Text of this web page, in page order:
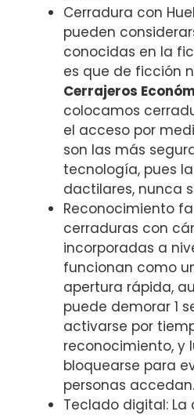
Cerradura con
pueden
conocidas en la
es que de ficción
Cerrajeros
colocamos
el acceso por
son las más
tecnología, pues
dactilares, nunca
Reconocimiento
cerraduras con
incorporadas a
funcionan como
apertura rápida,
puede demorar 1
activarse por
reconocimiento, y
bloquearse para
personas accedan.
Teclado digital: